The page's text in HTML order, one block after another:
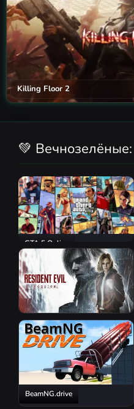
Killing Floor 2
💚 Вечнозелёные:
GTA 5 Online
Resident Evil Requiem
BeamNG.drive